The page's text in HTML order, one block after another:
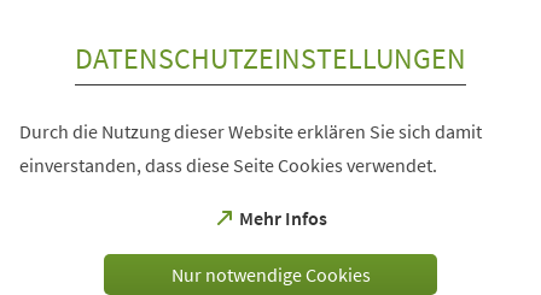
DATENSCHUTZEINSTELLUNGEN
Durch die Nutzung dieser Website erklären Sie sich damit
einverstanden, dass diese Seite Cookies verwendet.
Mehr Infos
(Öffnet
einem
Nur notwendige Cookies